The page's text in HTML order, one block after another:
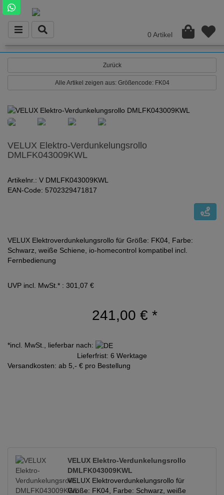
0 Artikel
Zurück
Alle Artikel zeigen aus: Größencode: FK04
VELUX Elektro-Verdunkelungsrollo
DMLFK043009KWL
Artikelnr.: V DMLFK043009KWL
EAN-Code: 5702329471817
VELUX Elektroverdunkelungsrollo für Größe: FK04, Farbe:
Schwarz, weiße Schiene, io-homecontrol kompatibel incl.
Fernbedienung
UVP incl. MwSt.* : 301,07 €
241,00 € *
*incl. MwSt., lieferbar nach:
Lieferfrist: 6 Werktage
Versandkosten: ab 5,- € pro Bestellung
VELUX Elektro-Verdunkelungsrollo
DMLFK043009KWL
VELUX Elektroverdunkelungsrollo für
Größe: FK04, Farbe: Schwarz, weiße